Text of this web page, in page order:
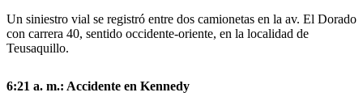
Un siniestro vial se registró entre dos camionetas en la av. El Dorado
con carrera 40, sentido occidente-oriente, en la localidad de
Teusaquillo.
6:21 a. m.: Accidente en Kennedy